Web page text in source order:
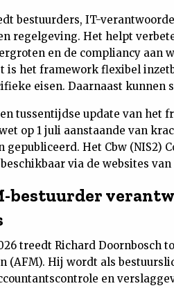
bestuurders, IT-
regelgeving. Het helpt
en de compliancy aan
is het framework flexibel
eisen. Daarnaast kunnen
tussentijdse update van het
op 1 juli aanstaande van
Het Cbw (NIS2)
via de websites van
bestuurder
treedt Richard Doornbosch
(AFM). Hij wordt als
en